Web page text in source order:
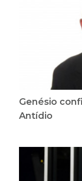
Genésio
Antídio